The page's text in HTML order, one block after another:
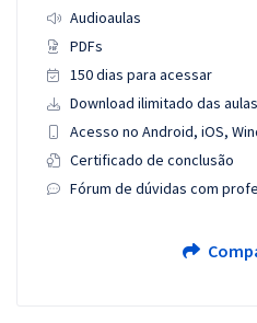
Audioaulas
PDFs
150 dias para acessar
Download ilimitado das aulas
Acesso no Android, iOS,
Certificado de conclusão
Fórum de dúvidas com